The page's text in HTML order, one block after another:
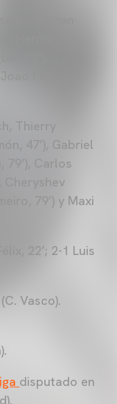
(Renan
Hermoso,
75’),
Félix
Thierry
47’), Gabriel
79’), Carlos
Cheryshev
79’) y Maxi
22’; 2-1 Luis
Vasco).
disputado en